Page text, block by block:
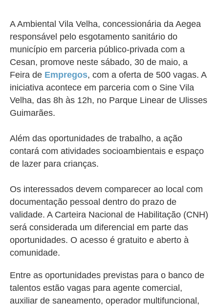
A Ambiental Vila Velha, concessionária da Aegea
responsável pelo esgotamento sanitário do
município em parceria público-privada com a
Cesan, promove neste sábado, 30 de maio, a
Feira de Empregos, com a oferta de 500 vagas. A
iniciativa acontece em parceria com o Sine Vila
Velha, das 8h às 12h, no Parque Linear de Ulisses
Guimarães.
Além das oportunidades de trabalho, a ação
contará com atividades socioambientais e espaço
de lazer para crianças.
Os interessados devem comparecer ao local com
documentação pessoal dentro do prazo de
validade. A Carteira Nacional de Habilitação (CNH)
será considerada um diferencial em parte das
oportunidades. O acesso é gratuito e aberto à
comunidade.
Entre as oportunidades previstas para o banco de
talentos estão vagas para agente comercial,
auxiliar de saneamento, operador multifuncional,